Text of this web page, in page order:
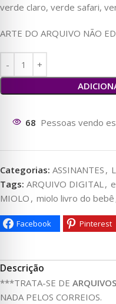
verde claro, verde safari,
ARTE DO ARQUIVO NÃO
69 Pessoas vendo
Categorias: ASSINANTES ,
Tags: ARQUIVO DIGITAL,
MIOLO , miolo livro do bebê
Facebook Pinterest
Descrição
***TRATA-SE DE
NADA PELOS CORREIOS.